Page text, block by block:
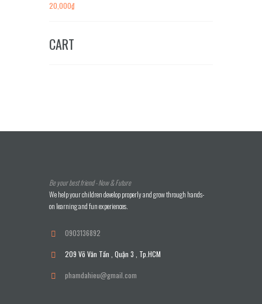
20,000₫
CART
Be your best friend - Now & Future
We help your children develop properly and grow through hands-
on learning and fun experiences.
0903136892
209 Võ Văn Tần , Quận 3 , Tp.HCM
phamdahieu@gmail.com